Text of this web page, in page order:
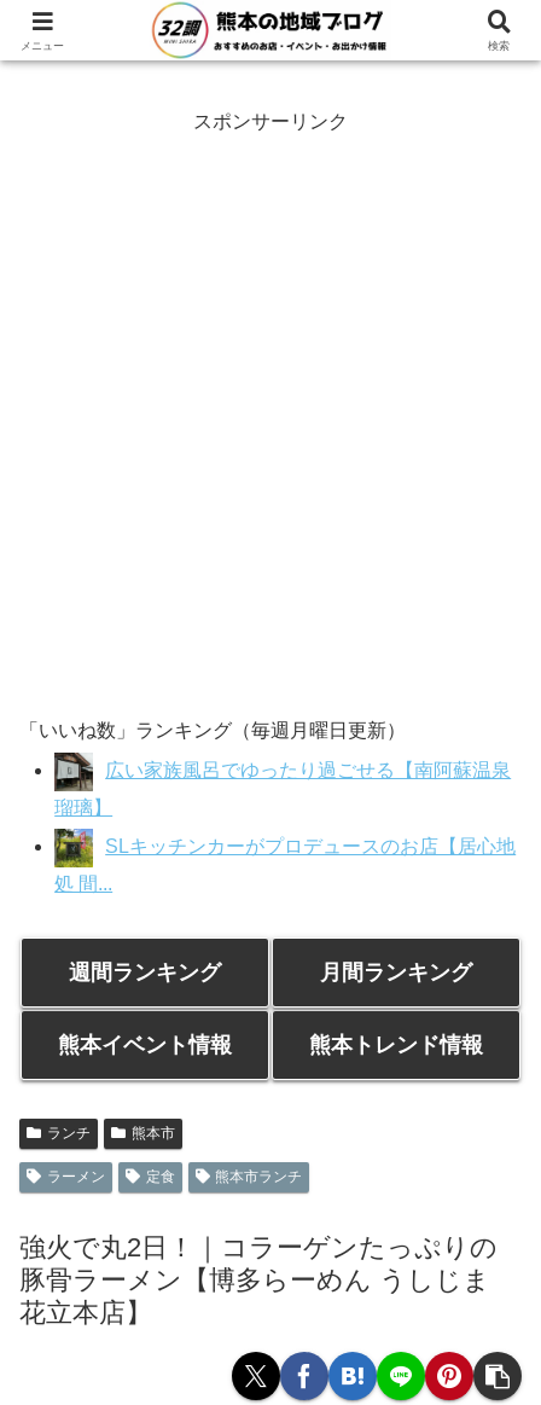
ホーム 熊本県 熊本市
スポンサーリンク
「いいね数」ランキング（毎週月曜日更新）
広い家族風呂でゆったり過ごせる【南阿蘇温泉
瑠璃】
SLキッチンカーがプロデュースのお店【居心地
処 間...
週間ランキング 月間ランキング
熊本イベント情報 熊本トレンド情報
ランチ 熊本市
ラーメン 定食 熊本市ランチ
強火で丸2日！｜コラーゲンたっぷりの
豚骨ラーメン【博多らーめん うしじま
花立本店】
メニュー 検索